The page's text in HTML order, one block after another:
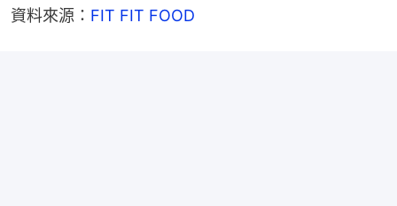
資料來源： FIT FIT FOOD